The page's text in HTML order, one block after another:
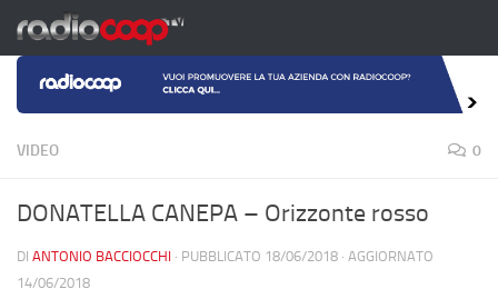
Salta al contenuto
VIDEO 0
DONATELLA CANEPA – Orizzonte rosso
DI ANTONIO BACCIOCCHI · PUBBLICATO 18/06/2018 · AGGIORNATO
14/06/2018